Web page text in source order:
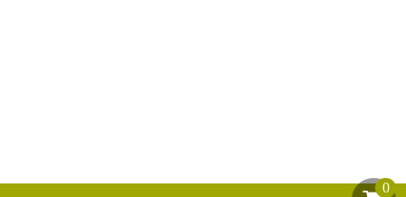
0